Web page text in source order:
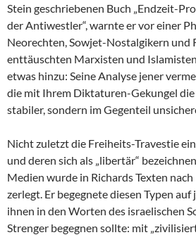
Stein geschriebenen Buch „Endzeit-
der Antiwestler“, warnte er vor einer
Neorechten, Sowjet-Nostalgikern und
enttäuschten Marxisten und
etwas hinzu: Seine Analyse jener
die mit Ihrem Diktaturen-Gekungel
stabiler, sondern im Gegenteil
Nicht zuletzt die Freiheits-Travestie
und deren sich als „libertär“
Medien wurde in Richards Texten
zerlegt. Er begegnete diesen Typen auf
ihnen in den Worten des israelischen
Strenger begegnen sollte: mit